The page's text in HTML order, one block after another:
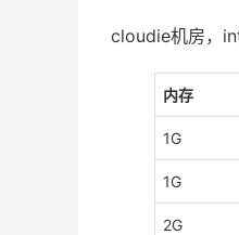
cloudie机房，
内存
1G
1G
2G